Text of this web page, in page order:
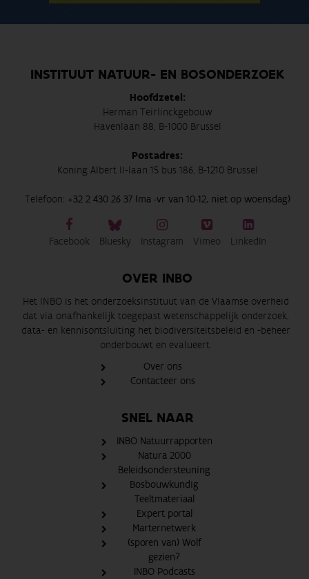
INSTITUUT NATUUR- EN BOSONDERZOEK
Hoofdzetel:
Herman Teirlinckgebouw
Havenlaan 88, B-1000 Brussel
Postadres:
Koning Albert II-laan 15 bus 186, B-1210 Brussel
Telefoon: +32 2 430 26 37 (ma -vr van 10-12, niet op woensdag)
Facebook Bluesky Instagram Vimeo LinkedIn
OVER INBO
Het INBO is het onderzoeksinstituut van de Vlaamse overheid
dat via onafhankelijk toegepast wetenschappelijk onderzoek,
data- en kennisontsluiting het biodiversiteitsbeleid en -beheer
onderbouwt en evalueert.
Over ons
Contacteer ons
SNEL NAAR
INBO Natuurrapporten
Natura 2000
Beleidsondersteuning
Bosbouwkundig
Teeltmateriaal
Expert portal
Marternetwerk
(sporen van) Wolf
gezien?
INBO Podcasts